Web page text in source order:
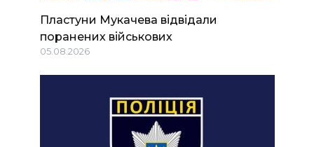
Пластуни Мукачева відвідали
поранених військових
05.08.2026